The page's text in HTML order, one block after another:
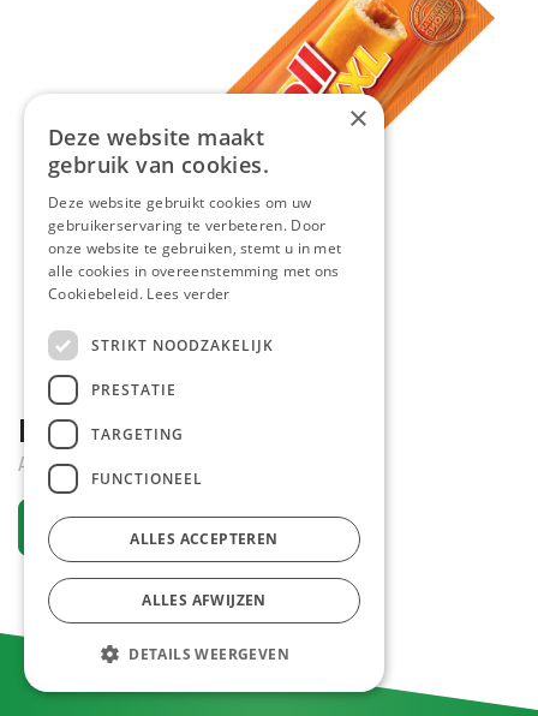
Bifi Roll XXL 24 x 70 gr
Active
Request an account
×
Deze website maakt
gebruik van cookies.
Deze website gebruikt cookies om uw
gebruikerservaring te verbeteren. Door
onze website te gebruiken, stemt u in met
alle cookies in overeenstemming met ons
Cookiebeleid. Lees verder
STRIKT NOODZAKELIJK
PRESTATIE
TARGETING
FUNCTIONEEL
ALLES ACCEPTEREN
ALLES AFWIJZEN
DETAILS WEERGEVEN